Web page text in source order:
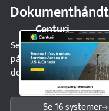
Centuri
Send kontrakter til
på minutter og mist
dokumenter.
Se 16 systemer